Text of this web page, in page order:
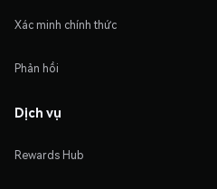
Xác minh chính thức
Phản hồi
Dịch vụ
Rewards Hub